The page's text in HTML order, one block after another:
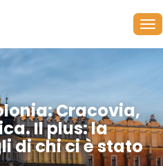
Cracovia,
Il plus: la
di chi ci è stato